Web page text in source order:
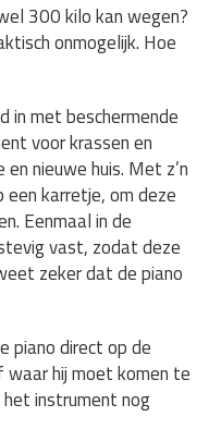
300 kilo kan wegen?
onmogelijk. Hoe
in met beschermende
voor krassen en
nieuwe huis. Met z’n
karretje, om deze
Eenmaal in de
vast, zodat deze
zeker dat de piano
piano direct op de
hij moet komen te
instrument nog